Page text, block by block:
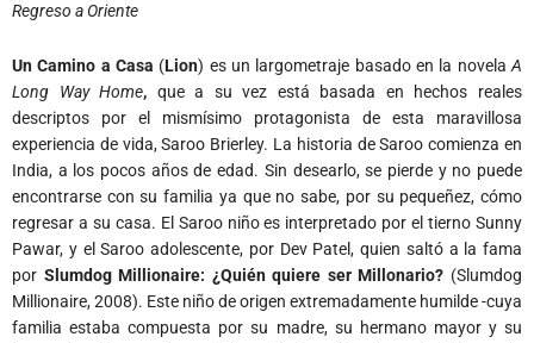
Regreso a Oriente
Un Camino a Casa (Lion) es un largometraje basado en la novelaA
Long Way Home, que a su vez está basada en hechos reales
descriptos por el mismísimo protagonista de esta maravillosa
experiencia de vida, Saroo Brierley. La historia de Saroo comienza en
India, a los pocos años de edad. Sin desearlo, se pierde y no puede
encontrarse con su familia ya que no sabe, por su pequeñez, cómo
regresar a su casa. El Saroo niño es interpretado por el tierno Sunny
Pawar, y el Saroo adolescente, por Dev Patel, quien saltó a la fama
por Slumdog Millionaire: ¿Quién quiere ser Millonario? (Slumdog
Millionaire, 2008). Este niño de origen extremadamente humilde -cuya
familia estaba compuesta por su madre, su hermano mayor y su